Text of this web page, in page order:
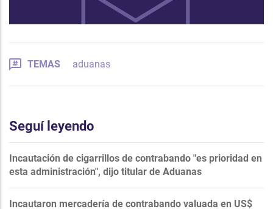
TEMAS aduanas
Seguí leyendo
Incautación de cigarrillos de contrabando "es prioridad en
esta administración", dijo titular de Aduanas
Incautaron mercadería de contrabando valuada en US$